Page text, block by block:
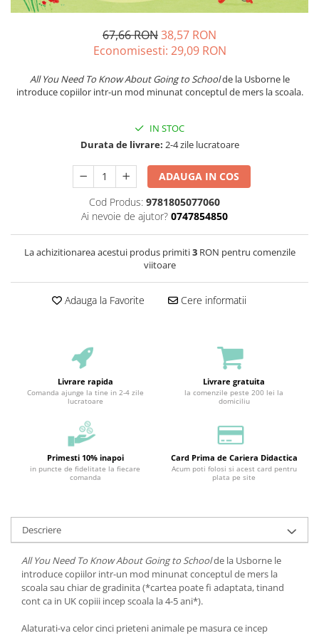
67,66 RON38,57 RON
Economisesti: 29,09 RON
All You Need To Know About Going to Schoolde la Usborne le
introduce copiilor intr-un mod minunat conceptul de mers la scoala.
IN STOC
Durata de livrare: 2-4 zile lucratoare
ADAUGA IN COS
Cod Produs: 9781805077060
Ai nevoie de ajutor? 0747854850
La achizitionarea acestui produs primiti3RON pentru comenzile
viitoare
Adauga la Favorite Cere informatii
Livrare rapida
Comanda ajunge la tine in 2-4 zile
lucratoare
Livrare gratuita
la comenzile peste 200 lei la
domiciliu
Primesti 10% inapoi
in puncte de fidelitate la fiecare
comanda
Card Prima de Cariera Didactica
Acum poti folosi si acest card pentru
plata pe site
Descriere
All You Need To Know About Going to Schoolde la Usborne le
introduce copiilor intr-un mod minunat conceptul de mers la
scoala sau chiar de gradinita (*cartea poate fi adaptata, tinand
cont ca in UK copiii incep scoala la 4-5 ani*).
Alaturati-va celor cinci prieteni animale pe masura ce incep